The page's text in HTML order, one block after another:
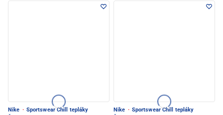
Nike · Sportswear Chill tepláky
Nike · Sportswear Chill tepláky